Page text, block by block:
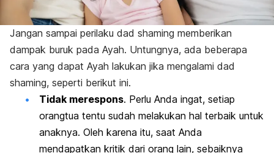
Jangan sampai perilaku dad shaming memberikan
dampak buruk pada Ayah. Untungnya, ada beberapa
cara yang dapat Ayah lakukan jika mengalami dad
shaming, seperti berikut ini.
Tidak merespons. Perlu Anda ingat, setiap
orangtua tentu sudah melakukan hal terbaik untuk
anaknya. Oleh karena itu, saat Anda
mendapatkan kritik dari orang lain, sebaiknya